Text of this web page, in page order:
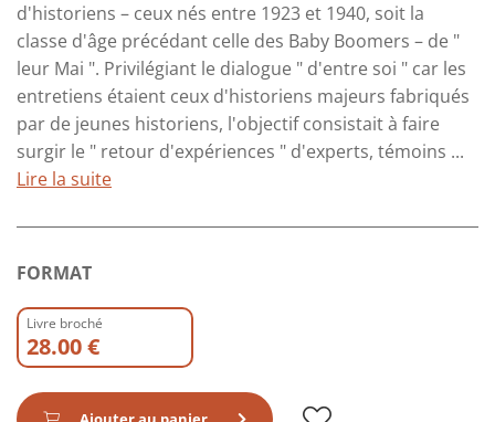
d'historiens – ceux nés entre 1923 et 1940, soit la
classe d'âge précédant celle des Baby Boomers – de "
leur Mai ". Privilégiant le dialogue " d'entre soi " car les
entretiens étaient ceux d'historiens majeurs fabriqués
par de jeunes historiens, l'objectif consistait à faire
surgir le " retour d'expériences " d'experts, témoins ...
Lire la suite
FORMAT
Livre broché
28.00 €